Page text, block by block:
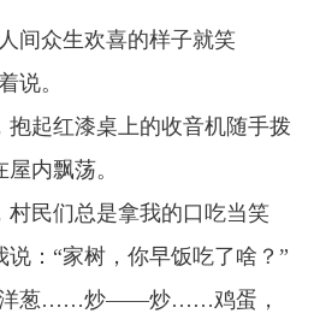
众生欢喜的样子就笑
说。
起红漆桌上的收音机随手拨
内飘荡。
民们总是拿我的口吃当笑
：“家树，你早饭吃了啥？”
葱……炒——炒……鸡蛋，